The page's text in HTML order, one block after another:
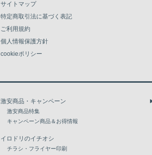
サイトマップ
特定商取引法に基づく表記
ご利用規約
個人情報保護方針
cookieポリシー
激安商品・キャンペーン
激安商品特集
キャンペーン商品＆お得情報
イロドリのイチオシ
チラシ・フライヤー印刷